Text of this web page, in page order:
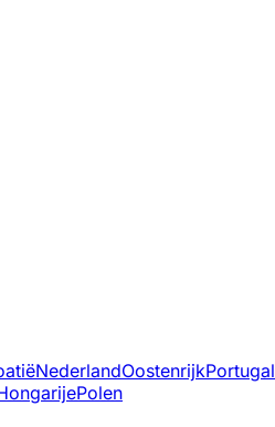
NederlandOostenrijkPortugal
Polen